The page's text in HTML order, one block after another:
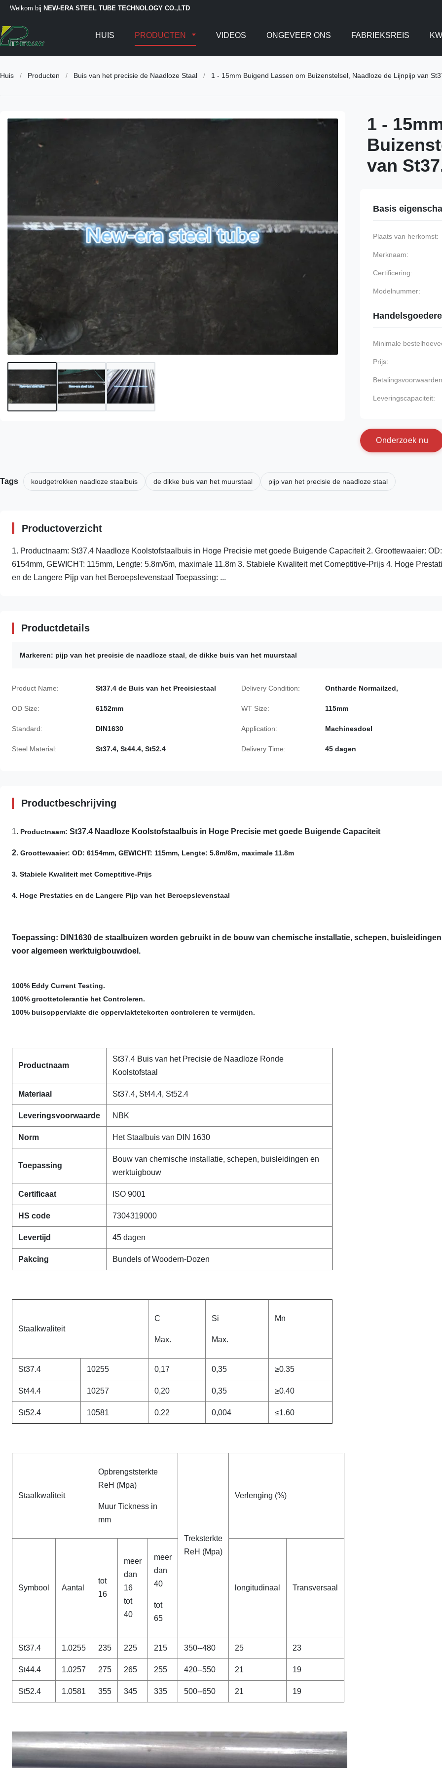
Welkom bij NEW-ERA STEEL TUBE TECHNOLOGY CO.,LTD
HUIS PRODUCTEN VIDEOS ONGEVEER ONS FABRIEKSREIS
Huis / Producten / Buis van het precisie de Naadloze Staal / 1 - 15mm Buigend Lassen om Buizenstelsel, Naadloze de Lijnpijp van
1 -
van
Basis
Plaats van herkomst:
Merknaam:
Certificering:
Modelnummer:
Minimale
Prijs:
Leveringscapaciteit:
Onderzoek nu
Tags koudgetrokken naadloze staalbuis de dikke buis van het muurstaal pijp van het precisie de naadloze staal
Productoverzicht
1. Productnaam: St37.4 Naadloze Koolstofstaalbuis in Hoge Precisie met goede Buigende Capaciteit 2. Groottewaaier: OD:
6154mm, GEWICHT: 115mm, Lengte: 5.8m/6m, maximale 11.8m 3. Stabiele Kwaliteit met Comeptitive-Prijs 4. Hoge
en de Langere Pijp van het Beroepslevenstaal Toepassing: ...
Productdetails
Markeren: pijp van het precisie de naadloze staal de dikke buis van het muurstaal
Product Name: St37.4 de Buis van het Precisiestaal Delivery Condition: Ontharde Normailzed,
OD Size: 6152mm WT Size: 115mm
Standard: DIN1630 Application: Machinesdoel
Steel Material: St37.4, St44.4, St52.4 Delivery Time: 45 dagen
Productbeschrijving
1. Productnaam: St37.4 Naadloze Koolstofstaalbuis in Hoge Precisie met goede Buigende Capaciteit
2. Groottewaaier: OD: 6154mm, GEWICHT: 115mm, Lengte: 5.8m/6m, maximale 11.8m
3. Stabiele Kwaliteit met Comeptitive-Prijs
4. Hoge Prestaties en de Langere Pijp van het Beroepslevenstaal
Toepassing: DIN1630 de staalbuizen worden gebruikt in de bouw van chemische installatie, schepen,
voor algemeen werktuigbouwdoel.
100% Eddy Current Testing.
100% groottetolerantie het Controleren.
100% buisoppervlakte die oppervlaktetekorten controleren te vermijden.
Productnaam
St37.4 Buis van het Precisie de Naadloze Ronde
Koolstofstaal
Materiaal St37.4, St44.4, St52.4
Leveringsvoorwaarde NBK
Norm Het Staalbuis van DIN 1630
Toepassing
Bouw van chemische installatie, schepen, buisleidingen en
werktuigbouw
Certificaat ISO 9001
HS code 7304319000
Levertijd 45 dagen
Pakcing Bundels of Woodern-Dozen
Staalkwaliteit
C
Max.
Si
Max.
Mn
St37.4 10255 0,17 0,35 ≥0.35
St44.4 10257 0,20 0,35 ≥0.40
St52.4 10581 0,22 0,004 ≤1.60
Staalkwaliteit
Opbrengststerkte
ReH (Mpa)
Muur Tickness in
mm
Treksterkte
ReH (Mpa)
Verlenging (%)
Symbool Aantal
tot
16
meer
dan
16
tot
40
meer
dan
40
tot
65
longitudinaal Transversaal
St37.4 1.0255 235 225 215 350--480 25 23
St44.4 1.0257 275 265 255 420--550 21 19
St52.4 1.0581 355 345 335 500--650 21 19